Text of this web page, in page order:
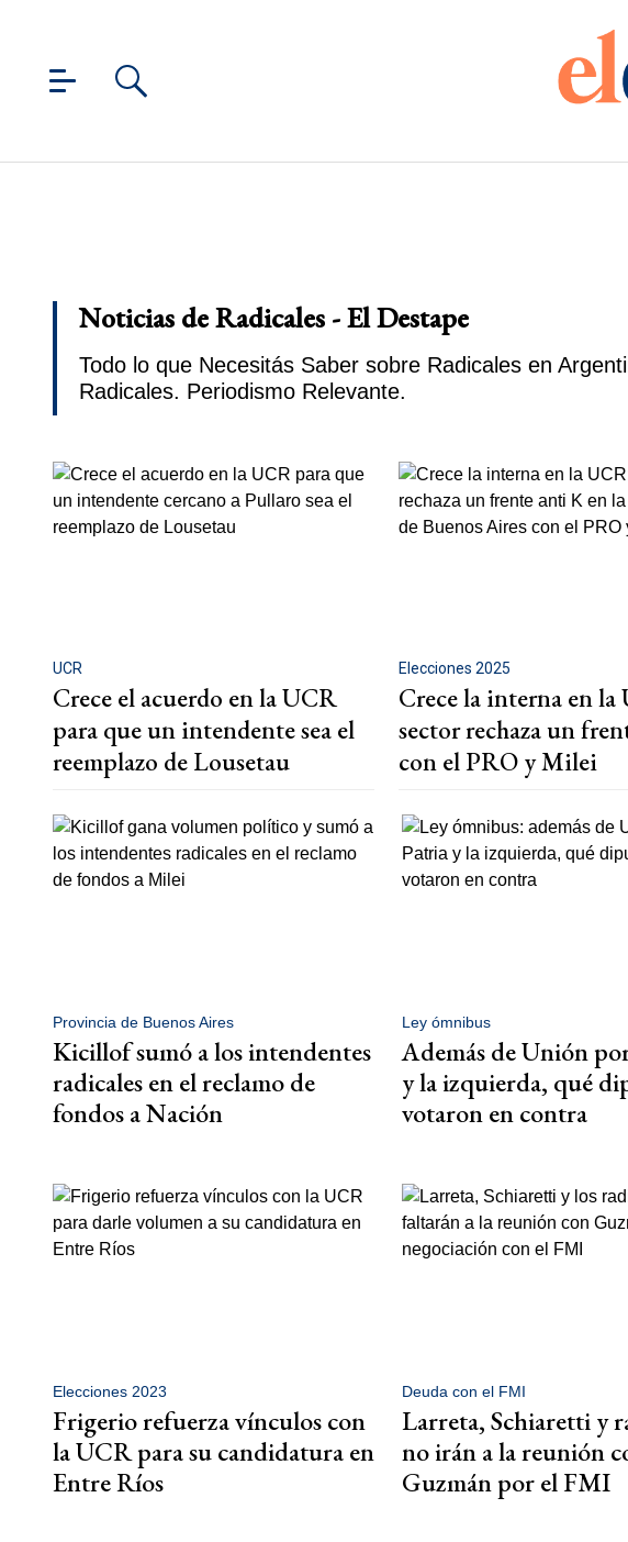
Noticias de Radicales - El Destape
Todo lo que Necesitás Saber sobre Radicales en
Radicales. Periodismo Relevante.
UCR
Crece el acuerdo en la UCR
para que un intendente sea el
reemplazo de Lousetau
Elecciones 2025
Crece la interna en
sector rechaza un
con el PRO y Milei
Provincia de Buenos Aires
Kicillof sumó a los intendentes
radicales en el reclamo de
fondos a Nación
Ley ómnibus
Además de Unión
y la izquierda, qué
votaron en contra
Elecciones 2023
Frigerio refuerza vínculos con
la UCR para su candidatura en
Entre Ríos
Deuda con el FMI
Larreta, Schiaretti y
no irán a la reunión
Guzmán por el FMI